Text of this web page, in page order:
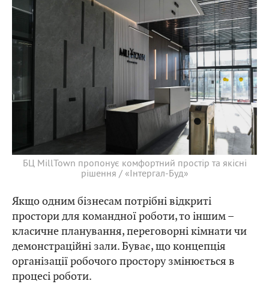
БЦ MillTown пропонує комфортний простір та якісні
рішення / «Інтергал-Буд»
Якщо одним бізнесам потрібні відкриті
простори для командної роботи, то іншим –
класичне планування, переговорні кімнати чи
демонстраційні зали. Буває, що концепція
організації робочого простору змінюється в
процесі роботи.